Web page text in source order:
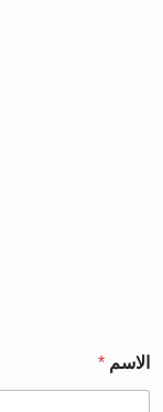
الاسم *